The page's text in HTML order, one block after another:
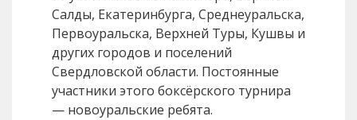
Салды, Екатеринбурга, Среднеуральска,
Первоуральска, Верхней Туры, Кушвы и
других городов и поселений
Свердловской области. Постоянные
участники этого боксёрского турнира
— новоуральские ребята.